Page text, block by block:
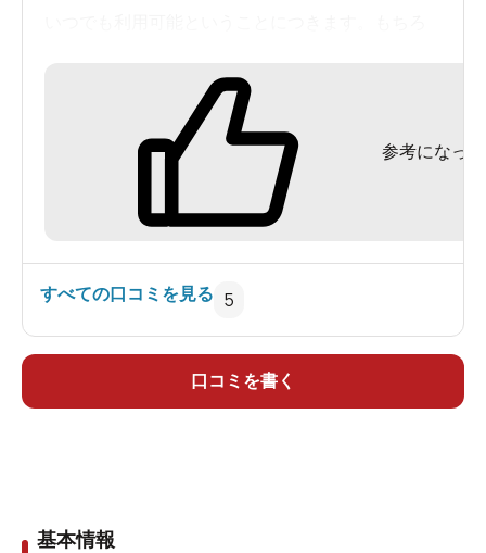
で普通はこれだけでも充分（コストパフォーマン
ス的には）ですが。建物はかなり老朽化してお
り、エアコンがないので季節によっては評価がさ
がるかもしれません。清潔さは問題なし。食事は
朝夕ともビジネスホテルのバイキング形式です。
びしいです。フロントの対応は親切で好印象でし
参考になった
すべての口コミを見る 5
口コミを書く
基本情報